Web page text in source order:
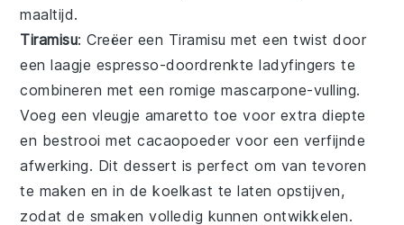
maaltijd.
Tiramisu: Creëer een Tiramisu met een twist door
een laagje espresso-doordrenkteladyfingers te
combineren met een romigemascarpone-vulling.
Voeg een vleugje amaretto toe voor extra diepte
en bestrooi metcacaopoeder voor een verfijnde
afwerking. Dit dessert is perfect om van tevoren
te maken en in de koelkast te laten opstijven,
zodat de smaken volledig kunnen ontwikkelen.